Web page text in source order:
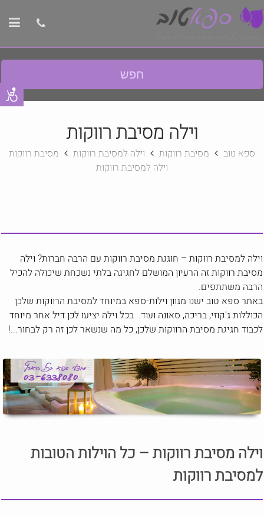
חפש
וילה מסיבת רווקות
ספא טוב מסיבת רווקות וילה למסיבת רווקות
מסיבת רווקות
וילה למסיבת רווקות
וילה למסיבת רווקות – חוגגת מסיבת רווקות עם הרבה חברות? וילה
מסיבת רווקות זה הרעיון המושלם לחגיגה בלתי נשכחת שיכולה להכיל
הרבה משתתפים.
באתר ספא טוב ישנו מגוון וילות-ספא במיוחד למסיבת הרווקות שלכן
הכוללות ג'קוזי, בריכה, סאונה ועוד.. בכל וילה יציעו לכן דיל אחר מיוחד
לכבוד חגיגת מסיבת הרווקות שלכן, כל מה שנשאר לכן זה רק לבחור...!
וילה מסיבת רווקות – כל הוילות הטובות
למסיבת רווקות